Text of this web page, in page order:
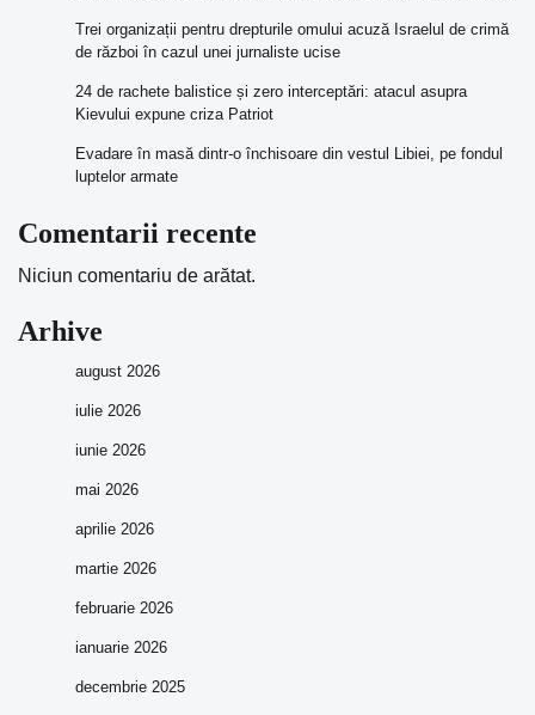
Trei organizații pentru drepturile omului acuză Israelul de crimă
de război în cazul unei jurnaliste ucise
24 de rachete balistice și zero interceptări: atacul asupra
Kievului expune criza Patriot
Evadare în masă dintr-o închisoare din vestul Libiei, pe fondul
luptelor armate
Comentarii recente
Niciun comentariu de arătat.
Arhive
august 2026
iulie 2026
iunie 2026
mai 2026
aprilie 2026
martie 2026
februarie 2026
ianuarie 2026
decembrie 2025